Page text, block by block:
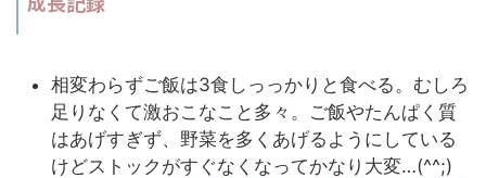
相変わらずご飯は3食しっっかりと食べる。むしろ
足りなくて激おこなこと多々。ご飯やたんぱく質
はあげすぎず、野菜を多くあげるようにしている
けどストックがすぐなくなってかなり大変…(^^;)